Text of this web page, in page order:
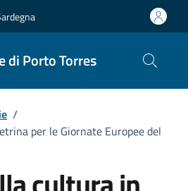
di Porto Torres
/
per le Giornate Europee del